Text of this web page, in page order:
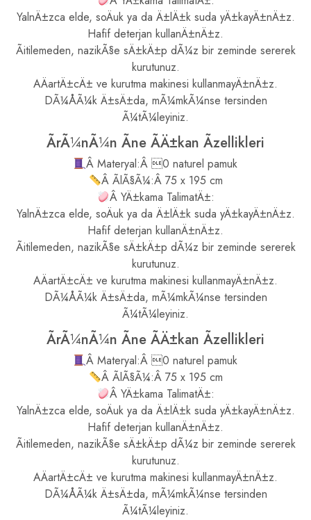
YalnÄ±zca elde, soÄuk ya da Ä±lÄ±k suda yÄ±kayÄ±nÄ±z.
Hafif deterjan kullanÄ±nÄ±z.
Ãitilemeden, nazikÃ§e sÄ±kÄ±p dÃ¼z bir zeminde sererek
kurutunuz.
AÄartÄ±cÄ± ve kurutma makinesi kullanmayÄ±nÄ±z.
DÃ¼ÅÃ¼k Ä±sÄ±da, mÃ¼mkÃ¼nse tersinden
Ã¼tÃ¼leyiniz.
ÃrÃ¼nÃ¼n Ãne ÃÄ±kan Ãzellikleri
Â Materyal:Â 0 naturel pamuk
Â ÃlÃ§Ã¼:Â 75 x 195 cm
Â YÄ±kama TalimatÄ±:
YalnÄ±zca elde, soÄuk ya da Ä±lÄ±k suda yÄ±kayÄ±nÄ±z.
Hafif deterjan kullanÄ±nÄ±z.
Ãitilemeden, nazikÃ§e sÄ±kÄ±p dÃ¼z bir zeminde sererek
kurutunuz.
AÄartÄ±cÄ± ve kurutma makinesi kullanmayÄ±nÄ±z.
DÃ¼ÅÃ¼k Ä±sÄ±da, mÃ¼mkÃ¼nse tersinden
Ã¼tÃ¼leyiniz.
ÃrÃ¼nÃ¼n Ãne ÃÄ±kan Ãzellikleri
Â Materyal:Â 0 naturel pamuk
Â ÃlÃ§Ã¼:Â 75 x 195 cm
Â YÄ±kama TalimatÄ±:
YalnÄ±zca elde, soÄuk ya da Ä±lÄ±k suda yÄ±kayÄ±nÄ±z.
Hafif deterjan kullanÄ±nÄ±z.
Ãitilemeden, nazikÃ§e sÄ±kÄ±p dÃ¼z bir zeminde sererek
kurutunuz.
AÄartÄ±cÄ± ve kurutma makinesi kullanmayÄ±nÄ±z.
DÃ¼ÅÃ¼k Ä±sÄ±da, mÃ¼mkÃ¼nse tersinden
Ã¼tÃ¼leyiniz.